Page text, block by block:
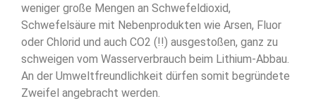
weniger große Mengen an Schwefeldioxid,
Schwefelsäure mit Nebenprodukten wie Arsen, Fluor
oder Chlorid und auch CO2 (!!) ausgestoßen, ganz zu
schweigen vom Wasserverbrauch beim Lithium-Abbau.
An der Umweltfreundlichkeit dürfen somit begründete
Zweifel angebracht werden.